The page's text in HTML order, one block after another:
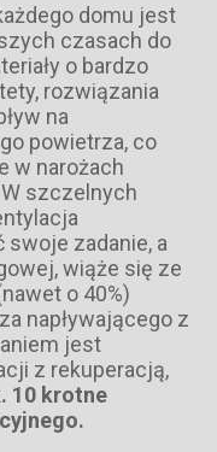
domu jest
czasach do
o bardzo
rozwiązania
na
powietrza, co
w narożach
szczelnych
swoje zadanie, a
wiąże się ze
o 40%)
napływającego z
jest
z rekuperacją,
10 krotne